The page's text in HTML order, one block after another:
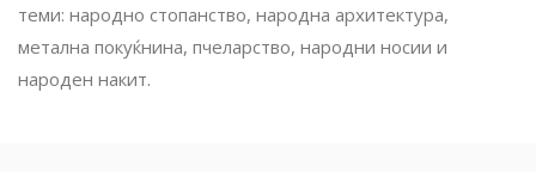
теми: народно стопанство, народна архитектура,
метална покуќнина, пчеларство, народни носии и
народен накит.